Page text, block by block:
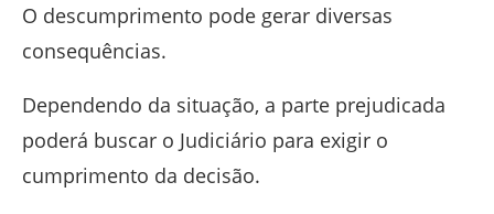
O descumprimento pode gerar diversas
consequências.
Dependendo da situação, a parte prejudicada
poderá buscar o Judiciário para exigir o
cumprimento da decisão.